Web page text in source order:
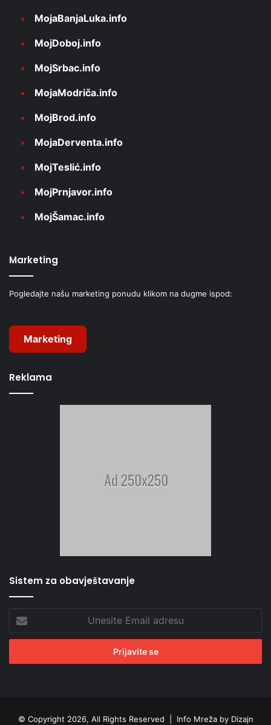
MojaBanjaLuka.info
MojDoboj.info
MojSrbac.info
MojaModriča.info
MojBrod.info
MojaDerventa.info
MojTeslić.info
MojPrnjavor.info
MojŠamac.info
Marketing
Pogledajte našu marketing ponudu klikom na dugme ispod:
Marketing
Reklama
Sistem za obavještavanje
Email
adresu
© Copyright 2026, All Rights Reserved | Info Mreža by Dizajn